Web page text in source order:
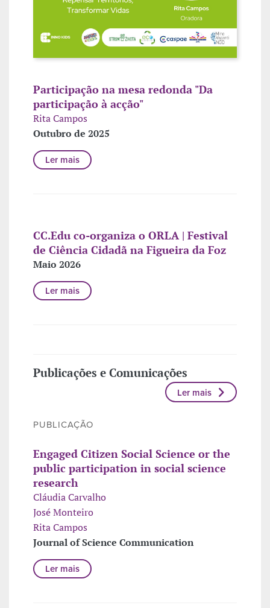
Participação na mesa redonda "Da
participação à acção"
Rita Campos
Outubro de 2025
Ler mais
CC.Edu co-organiza o ORLA | Festival
de Ciência Cidadã na Figueira da Foz
Maio 2026
Ler mais
Publicações e Comunicações
Ler mais
PUBLICAÇÃO
Engaged Citizen Social Science or the
public participation in social science
research
Cláudia Carvalho
José Monteiro
Rita Campos
Journal of Science Communication
Ler mais